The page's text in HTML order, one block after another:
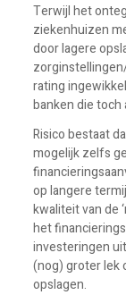
Terwijl het
ziekenhuizen
door lagere
rating
banken die toch
Risico bestaat
mogelijk zelfs
op langere
kwaliteit van de
het
investeringen
(nog) groter lek
opslagen.